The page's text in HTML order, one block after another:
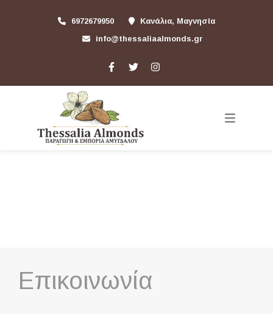
6972679950
Κανάλια, Μαγνησία
info@thessaliaalmonds.gr
Επικοινωνία